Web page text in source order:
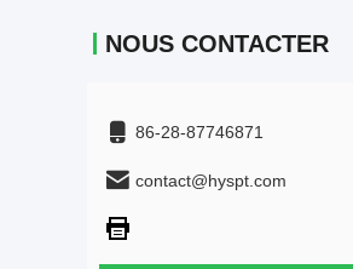
NOUS CONTACTER
86-28-87746871
contact@hyspt.com